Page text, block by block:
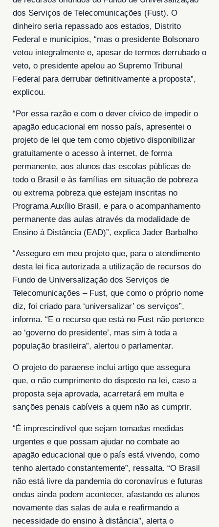
dos Serviços de Telecomunicações (Fust). O
dinheiro seria repassado aos estados, Distrito
Federal e municípios, “mas o presidente Bolsonaro
vetou integralmente e, apesar de termos derrubado o
veto, o presidente apelou ao Supremo Tribunal
Federal para derrubar definitivamente a proposta”,
explicou.
“Por essa razão e com o dever cívico de impedir o
apagão educacional em nosso país, apresentei o
projeto de lei que tem como objetivo disponibilizar
gratuitamente o acesso à internet, de forma
permanente, aos alunos das escolas públicas de
todo o Brasil e às famílias em situação de pobreza
ou extrema pobreza que estejam inscritas no
Programa Auxílio Brasil, e para o acompanhamento
permanente das aulas através da modalidade de
Ensino à Distância (EAD)”, explica Jader Barbalho
“Asseguro em meu projeto que, para o atendimento
desta lei fica autorizada a utilização de recursos do
Fundo de Universalização dos Serviços de
Telecomunicações – Fust, que como o próprio nome
diz, foi criado para ‘universalizar’ os serviços”,
informa. “E o recurso que está no Fust não pertence
ao ‘governo do presidente’, mas sim à toda a
população brasileira”, alertou o parlamentar.
O projeto do paraense inclui artigo que assegura
que, o não cumprimento do disposto na lei, caso a
proposta seja aprovada, acarretará em multa e
sanções penais cabíveis a quem não as cumprir.
“É imprescindível que sejam tomadas medidas
urgentes e que possam ajudar no combate ao
apagão educacional que o país está vivendo, como
tenho alertado constantemente”, ressalta. “O Brasil
não está livre da pandemia do coronavírus e futuras
ondas ainda podem acontecer, afastando os alunos
novamente das salas de aula e reafirmando a
necessidade do ensino à distância”, alerta o